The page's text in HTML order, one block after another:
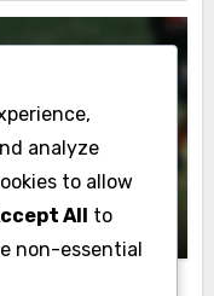
Ρωσία
Ράγκμπι σε
analyze
to allow
All to
non-essential